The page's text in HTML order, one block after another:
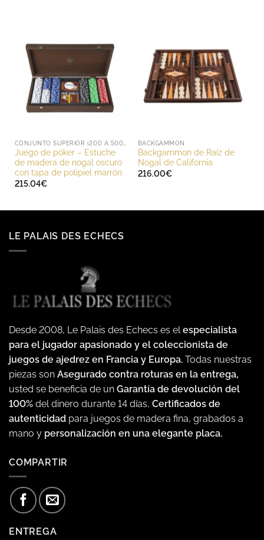
Juego de póker – Estuche
de madera de nogal oscuro
con tapa de polipiel marrón
215.04€
BACKGAMMON
Backgammon de Raíz de
Nogal de California
216.00€
LE PALAIS DES ECHECS
Desde 2008, Le Palais des Echecs es el especialista
para el jugador apasionado y el coleccionista de
juegos de ajedrez en Francia y Europa. Todas nuestras
piezas son Asegurado contra roturas en la entrega,
usted se beneficia de un Garantía de devolución del
100% del dinero durante 14 días, Certificados de
autenticidad para juegos de madera fina, grabados a
mano y personalización en una elegante placa.
COMPARTIR
ENTREGA